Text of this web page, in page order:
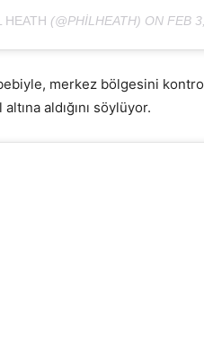
HEATH (@PHILHEATH) ON FEB
merkez bölgesini
aldığını söylüyor.